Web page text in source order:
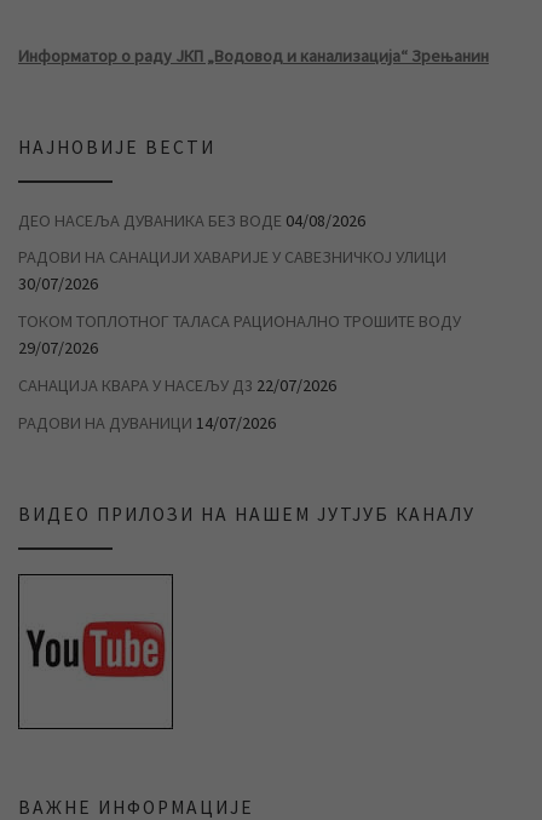
Информатор о раду ЈКП „Водовод и канализација“ Зрењанин
НАЈНОВИЈЕ ВЕСТИ
ДЕО НАСЕЉА ДУВАНИКА БЕЗ ВОДЕ 04/08/2026
РАДОВИ НА САНАЦИЈИ ХАВАРИЈЕ У САВЕЗНИЧКОЈ УЛИЦИ
30/07/2026
ТОКОМ ТОПЛОТНОГ ТАЛАСА РАЦИОНАЛНО ТРОШИТЕ ВОДУ
29/07/2026
САНАЦИЈА КВАРА У НАСЕЉУ Д3 22/07/2026
РАДОВИ НА ДУВАНИЦИ 14/07/2026
ВИДЕО ПРИЛОЗИ НА НАШЕМ ЈУТЈУБ КАНАЛУ
ВАЖНЕ ИНФОРМАЦИЈЕ